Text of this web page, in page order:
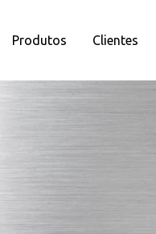
Produtos Clientes